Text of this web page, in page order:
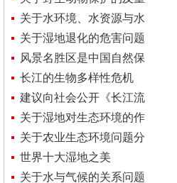
关于水环境、水资源与水
关于湿地退化的危害问题
风景名胜区是中国自然保
长江的生物多样性危机
建议向社会公开《长江流
关于湿地对生态环境的作
关于农业生态环境问题分
世界十大湿地之美
关于水与气候的关系问题